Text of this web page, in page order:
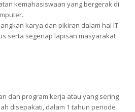
kemahasiswaan yang bergerak di
karya dan pikiran dalam hal IT
serta segenap lapisan masyarakat
dan program kerja atau yang sering
disepakati, dalam 1 tahun periode